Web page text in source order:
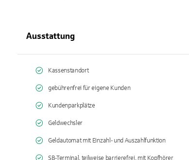
Ausstattung
Kassenstandort
gebührenfrei für eigene Kunden
Kundenparkplätze
Geldwechsler
Geldautomat mit Einzahl- und Auszahlfunktion
SB-Terminal, teilweise barrierefrei, mit Kopfhörer